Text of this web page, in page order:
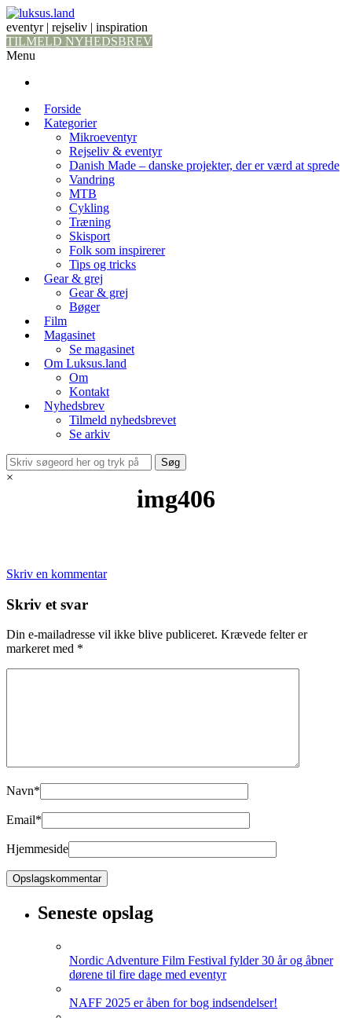
eventyr | rejseliv | inspiration
TILMELD NYHEDSBREV
Menu
Forside
Kategorier
Mikroeventyr
Rejseliv & eventyr
Danish Made – danske projekter, der er værd at sprede
Vandring
MTB
Cykling
Træning
Skisport
Folk som inspirerer
Tips og tricks
Gear & grej
Gear & grej
Bøger
Film
Magasinet
Se magasinet
Om Luksus.land
Om
Kontakt
Nyhedsbrev
Tilmeld nyhedsbrevet
Se arkiv
×
img406
Skriv en kommentar
Skriv et svar
Din e-mailadresse vil ikke blive publiceret. Krævede felter er
markeret med *
Navn*
Email*
Hjemmeside
Seneste opslag
Nordic Adventure Film Festival fylder 30 år og åbner
dørene til fire dage med eventyr
NAFF 2025 er åben for bog indsendelser!